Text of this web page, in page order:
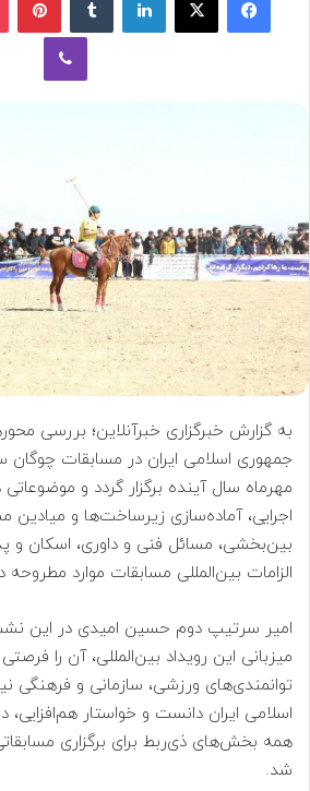
وایبر
به گزارش خبرگزاری خبرآنلاین؛ بررسی
جمهوری اسلامی ایران در مسابقات چوگان
مهرماه سال آینده برگزار گردد و
اجرایی، آماده‌سازی زیرساخت‌ها و میادین
بین‌بخشی، مسائل فنی و داوری، اسکان و
الزامات بین‌المللی مسابقات موارد
امیر سرتیپ دوم حسین امیدی در این
میزبانی این رویداد بین‌المللی، آن را
توانمندی‌های ورزشی، سازمانی و فرهنگی
اسلامی ایران دانست و خواستار
همه بخش‌های ذی‌ربط برای برگزاری
شد.